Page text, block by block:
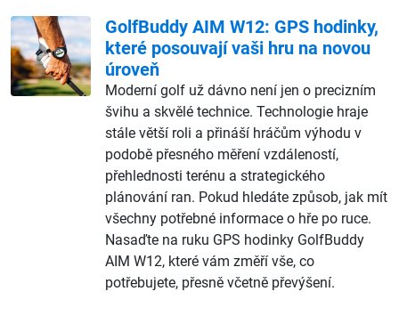
GolfBuddy AIM W12: GPS hodinky,
které posouvají vaši hru na novou
úroveň
Moderní golf už dávno není jen o precizním
švihu a skvělé technice. Technologie hraje
stále větší roli a přináší hráčům výhodu v
podobě přesného měření vzdáleností,
přehlednosti terénu a strategického
plánování ran. Pokud hledáte způsob, jak mít
všechny potřebné informace o hře po ruce.
Nasaďte na ruku GPS hodinky GolfBuddy
AIM W12, které vám změří vše, co
potřebujete, přesně včetně převýšení.